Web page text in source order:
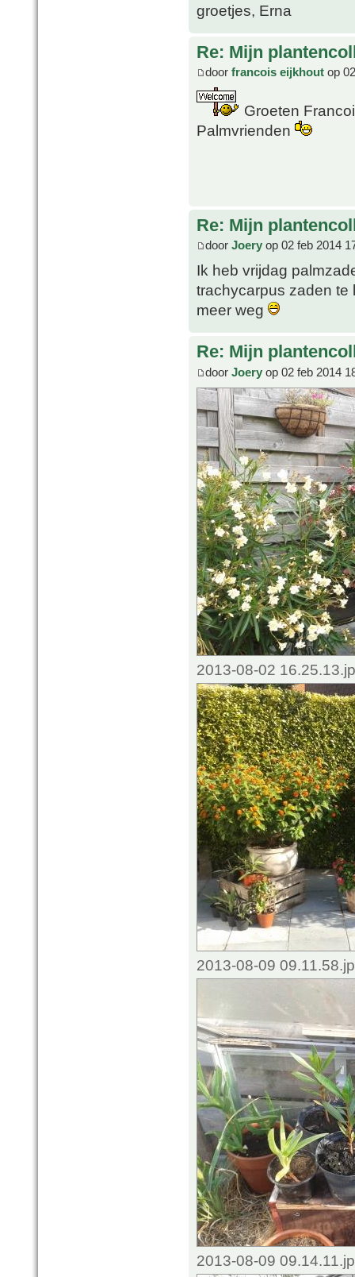
groetjes, Erna
Re: Mijn
door francois eijkhout op
Groeten
Palmvrienden
Re: Mijn
door Joery op 02 feb 2014
Ik heb vrijdag
trachycarpus zaden te
meer weg
Re: Mijn
door Joery op 02 feb 2014
2013-08-02
2013-08-09
2013-08-09